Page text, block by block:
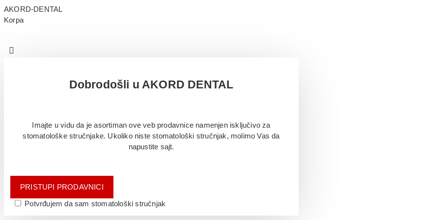
AKORD-DENTAL
Korpa
Dobrodošli u AKORD DENTAL
Imajte u vidu da je asortiman ove veb prodavnice namenjen isključivo za
stomatološke stručnjake. Ukoliko niste stomatološki stručnjak, molimo Vas da
napustite sajt.
PRISTUPI PRODAVNICI
Potvrđujem da sam stomatološki stručnjak